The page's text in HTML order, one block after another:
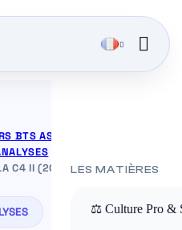
LES MATIÈRES
⚖️ Culture Pro &
BTS ASSURANCE GRATUITS
LA C4 II (2010-2018